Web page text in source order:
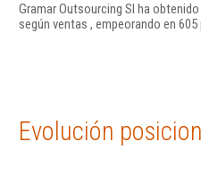
Gramar Outsourcing Sl ha
según ventas , empeorando en
Evolución